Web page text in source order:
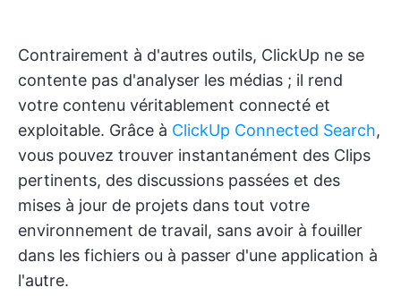
Contrairement à d'autres outils, ClickUp ne se
contente pas d'analyser les médias ; il rend
votre contenu véritablement connecté et
exploitable. Grâce à ClickUp Connected Search,
vous pouvez trouver instantanément des Clips
pertinents, des discussions passées et des
mises à jour de projets dans tout votre
environnement de travail, sans avoir à fouiller
dans les fichiers ou à passer d'une application à
l'autre.